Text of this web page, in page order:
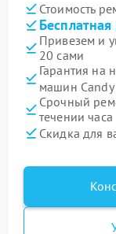
Стоимость
Привезем и
20 сами
Гарантия на
машин Candy
Срочный
течении часа
Скидка для